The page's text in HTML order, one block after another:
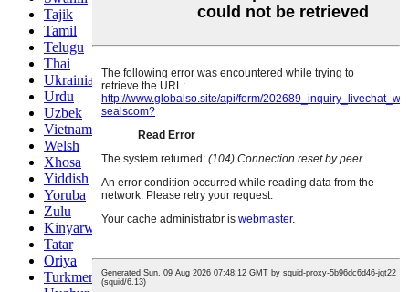
Tajik
Tamil
Telugu
Thai
Ukrainian
Urdu
Uzbek
Vietnamese
Welsh
Xhosa
Yiddish
Yoruba
Zulu
Kinyarwanda
Tatar
Oriya
Turkmen